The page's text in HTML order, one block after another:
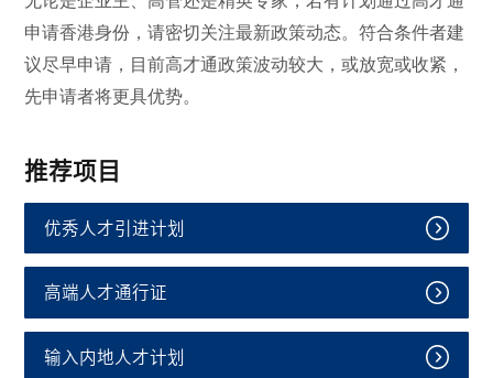
申请香港身份，请密切关注最新政策动态。符合条件者建
议尽早申请，目前高才通政策波动较大，或放宽或收紧，
先申请者将更具优势。
推荐项目
优秀人才引进计划
高端人才通行证
输入内地人才计划